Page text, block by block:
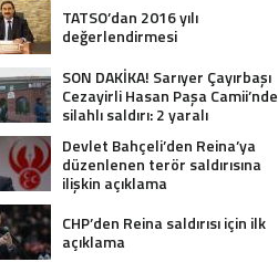
TATSO’dan 2016 yılı
değerlendirmesi
SON DAKİKA! Sarıyer Çayırbaşı
Cezayirli Hasan Paşa Camii’nde
silahlı saldırı: 2 yaralı
Devlet Bahçeli’den Reina’ya
düzenlenen terör saldırısına
ilişkin açıklama
CHP’den Reina saldırısı için ilk
açıklama